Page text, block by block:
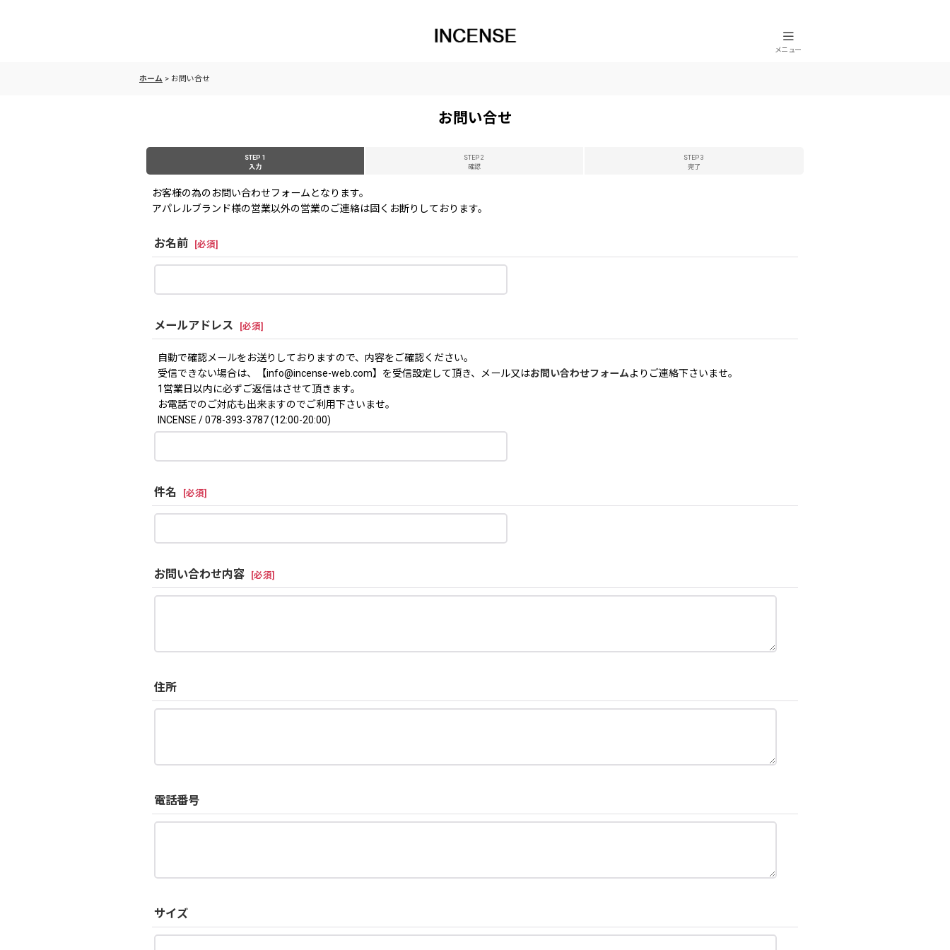
メニュー
ホーム > お問い合せ
お問い合せ
STEP 1
入力
STEP 2
確認
STEP 3
完了
お客様の為のお問い合わせフォームとなります。
アパレルブランド様の営業以外の営業のご連絡は固くお断りしております。
お名前 [必須]
メールアドレス [必須]
自動で確認メールをお送りしておりますので、内容をご確認ください。
受信できない場合は、【info@incense-web.com】を受信設定して頂き、メール又はお問い合わせフォームよりご連絡下さいませ。
1営業日以内に必ずご返信はさせて頂きます。
お電話でのご対応も出来ますのでご利用下さいませ。
INCENSE / 078-393-3787 (12:00-20:00)
件名 [必須]
お問い合わせ内容 [必須]
住所
電話番号
サイズ